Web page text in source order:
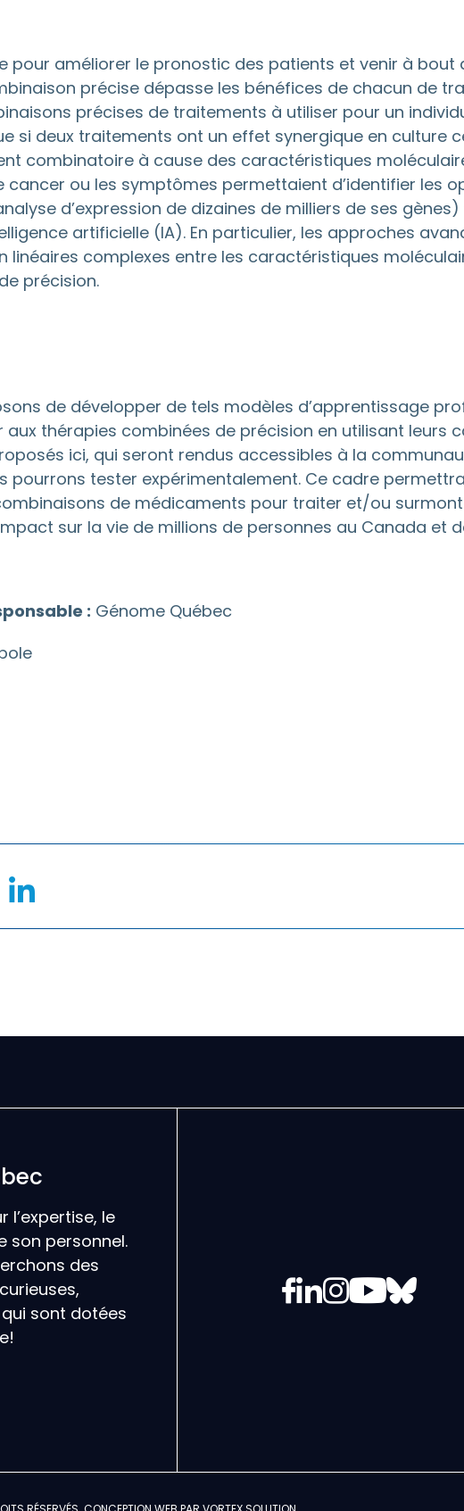
pour améliorer le pronostic des patients et venir à
précise dépasse les bénéfices de chacun de
précises de traitements à utiliser pour un
si deux traitements ont un effet synergique en culture
combinatoire à cause des caractéristiques
cancer ou les symptômes permettaient d’identifier les
d’expression de dizaines de milliers de ses
artificielle (IA). En particulier, les approches
linéaires complexes entre les caractéristiques
précision.
de développer de tels modèles d’apprentissage
thérapies combinées de précision en utilisant leurs
ici, qui seront rendus accessibles à la
pourrons tester expérimentalement. Ce cadre
de médicaments pour traiter et/ou
sur la vie de millions de personnes au Canada et
: Génome Québec
l’expertise, le
son personnel.
des
sont dotées
Facebook
LinkedIn
Instagram
YouTube
Bluesky